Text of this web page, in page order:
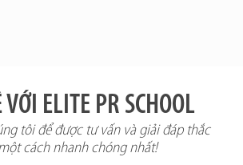
ELITE PR SCHOOL
tôi để được tư vấn và giải đáp thắc
cách nhanh chóng nhất!